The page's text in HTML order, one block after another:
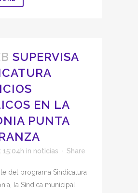
SUPERVISA
EN LA
PUNTA
15:04h in noticias Share
del programa Sindicatura
la Síndica municipal